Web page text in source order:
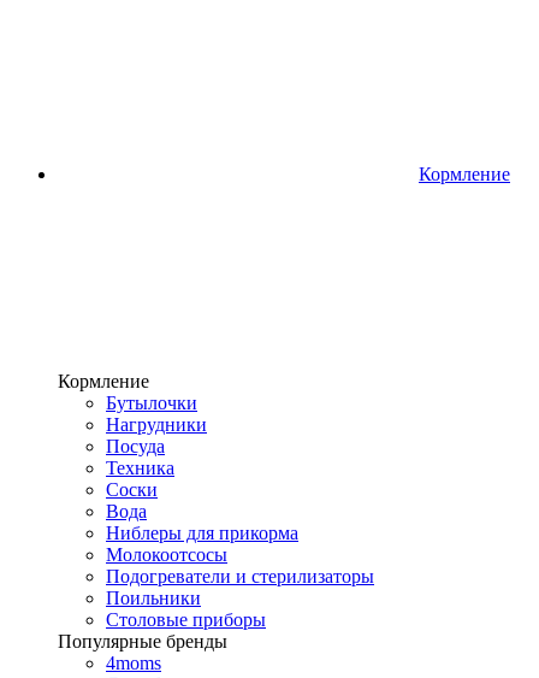
Кормление
Кормление
Бутылочки
Нагрудники
Посуда
Техника
Соски
Вода
Ниблеры для прикорма
Молокоотсосы
Подогреватели и стерилизаторы
Поильники
Столовые приборы
Популярные бренды
4moms